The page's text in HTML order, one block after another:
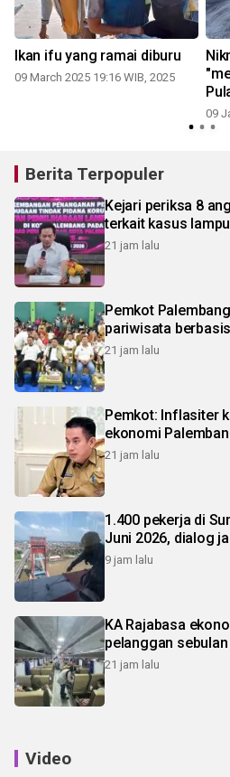
Ikan ifu yang ramai diburu
09 March 2025 19:16 WIB, 2025
09
Berita Terpopuler
Kejari periksa 8
terkait kasus
21 jam lalu
Pemkot
pariwisata
21 jam lalu
Pemkot: Inflasiter
ekonomi
21 jam lalu
1.400 pekerja di
Juni 2026, dialog
9 jam lalu
KA Rajabasa
pelanggan
21 jam lalu
Video